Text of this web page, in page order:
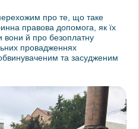
про те, що таке
правова допомога, як їх
вони й про безоплатну
провадженнях
та засудженим